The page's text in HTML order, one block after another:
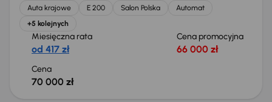
Auta krajowe E 200 Salon Polska
Automat
+5 kolejnych
Miesięczna rata
od 417 zł
Cena promocyjna
66 000 zł
Cena
70 000 zł